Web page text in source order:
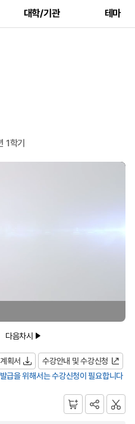
대학/기관 테마
1학기
다음차시
획서
수강안내 및 수강신청
급을 위해서는 수강신청이 필요합니다